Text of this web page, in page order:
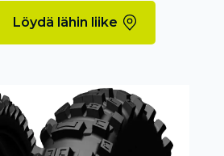
Löydä lähin liike